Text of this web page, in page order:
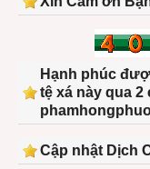
Hạnh phúc
tệ xá này qua
Cập nhật Dịch